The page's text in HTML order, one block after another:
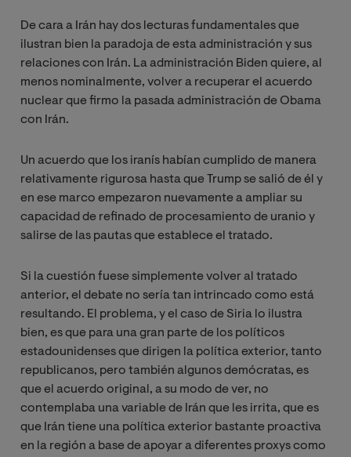
De cara a Irán hay dos lecturas fundamentales que
ilustran bien la paradoja de esta administración y sus
relaciones con Irán. La administración Biden quiere, al
menos nominalmente, volver a recuperar el acuerdo
nuclear que firmo la pasada administración de Obama
con Irán.
Un acuerdo que los iranís habían cumplido de manera
relativamente rigurosa hasta que Trump se salió de él y
en ese marco empezaron nuevamente a ampliar su
capacidad de refinado de procesamiento de uranio y
salirse de las pautas que establece el tratado.
Si la cuestión fuese simplemente volver al tratado
anterior, el debate no sería tan intrincado como está
resultando. El problema, y el caso de Siria lo ilustra
bien, es que para una gran parte de los políticos
estadounidenses que dirigen la política exterior, tanto
republicanos, pero también algunos demócratas, es
que el acuerdo original, a su modo de ver, no
contemplaba una variable de Irán que les irrita, que es
que Irán tiene una política exterior bastante proactiva
en la región a base de apoyar a diferentes proxys como